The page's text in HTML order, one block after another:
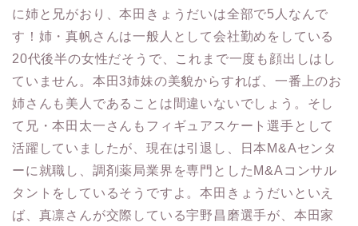
に姉と兄がおり、本田きょうだいは全部で5人なんで
す！姉・真帆さんは一般人として会社勤めをしている
20代後半の女性だそうで、これまで一度も顔出しはし
ていません。本田3姉妹の美貌からすれば、一番上のお
姉さんも美人であることは間違いないでしょう。そし
て兄・本田太一さんもフィギュアスケート選手として
活躍していましたが、現在は引退し、日本M&Aセンタ
ーに就職し、調剤薬局業界を専門としたM&Aコンサル
タントをしているそうですよ。本田きょうだいといえ
ば、真凛さんが交際している宇野昌磨選手が、本田家